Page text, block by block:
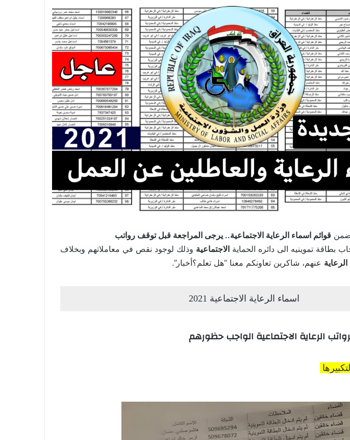
ضمن قوائم اسماء الرعاية الاجتماعية.. يرجى المراجعة قبل توقف رواتب
بطاقة تموينيه الى دائره الحماية الاجتماعية وذلك لوجود نقص في معاملاتهم وبخلاف
عنهم، شاكرين تعاونكم معنا “هل تعلم؟أخبار”.
اسماء الرعاية الاجتماعية 2021
الرعاية الاجتماعية الواجب حظورهم